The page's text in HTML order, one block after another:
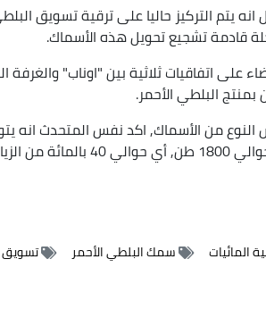
يتم التركيز حاليا على ترقية تسويق
قادمة تشجيع تحويل هذه الأسماك.
على اتفاقيات ثلاثية بين "اوناب" والغرفة
البلطي الأحمر.
من الأسماك, اكد نفس المتحدث انه
ينتظر أن يصل إلى حوالي
المائيات سمك البلطي الأحمر تسويق